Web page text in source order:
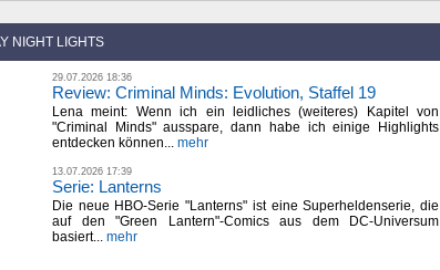
NIGHT LIGHTS
29.07.2026 18:36
Review: Criminal Minds: Evolution, Staffel 19
Lena meint: Wenn ich ein leidliches (weiteres) Kapitel von
"Criminal Minds" ausspare, dann habe ich einige Highlights
entdecken können... mehr
13.07.2026 17:39
Serie: Lanterns
Die neue HBO-Serie "Lanterns" ist eine Superheldenserie, die
auf den "Green Lantern"-Comics aus dem DC-Universum
basiert... mehr